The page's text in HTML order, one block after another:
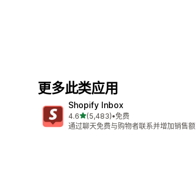
更多此类应用
Shopify Inbox
4.6星（满分 5 星）
(5,483)
总共 5483 条评论
•免费
通过聊天免费与购物者联系并增加销售额